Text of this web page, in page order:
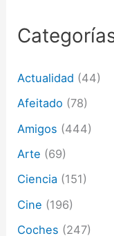
r
r
e
c
r
n
c
o
Actualidad (44)
Afeitado (78)
Amigos (444)
Arte (69)
Ciencia (151)
Cine (196)
Coches (247)